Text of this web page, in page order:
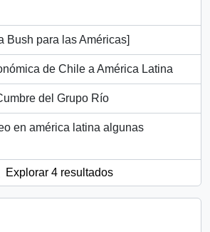
Bush para las Américas]
de Chile a América Latina
del Grupo Río
en américa latina algunas
Explorar 4 resultados